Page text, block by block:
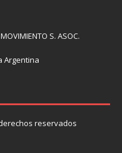
S. ASOC.
Argentina
reservados